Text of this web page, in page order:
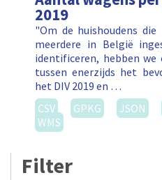
2019
"Om de huishoudens
meerdere in België
identificeren, hebben
tussen enerzijds het
het DIV 2019 en …
CSV
GPKG JSON
WMS
Filter